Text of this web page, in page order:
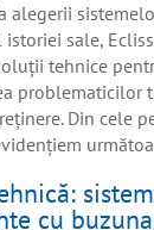
alegerii
istoriei sale,
tehnice
problematicilor
Din cele
cu